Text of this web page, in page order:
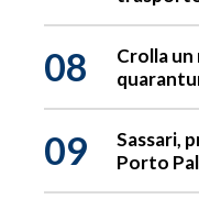
08
Crolla
09
Sassari,
Porto